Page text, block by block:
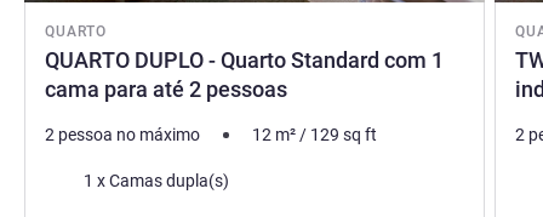
QUARTO
QUARTO DUPLO - Quarto Standard com 1
cama para até 2 pessoas
2 pessoa no máximo 12 m²/ 129 sq ft
Cama1 x Camas dupla(s)
2